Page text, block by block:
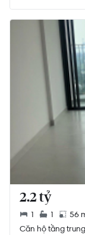
2.2 tỷ
1 1
56
Căn hộ tầng